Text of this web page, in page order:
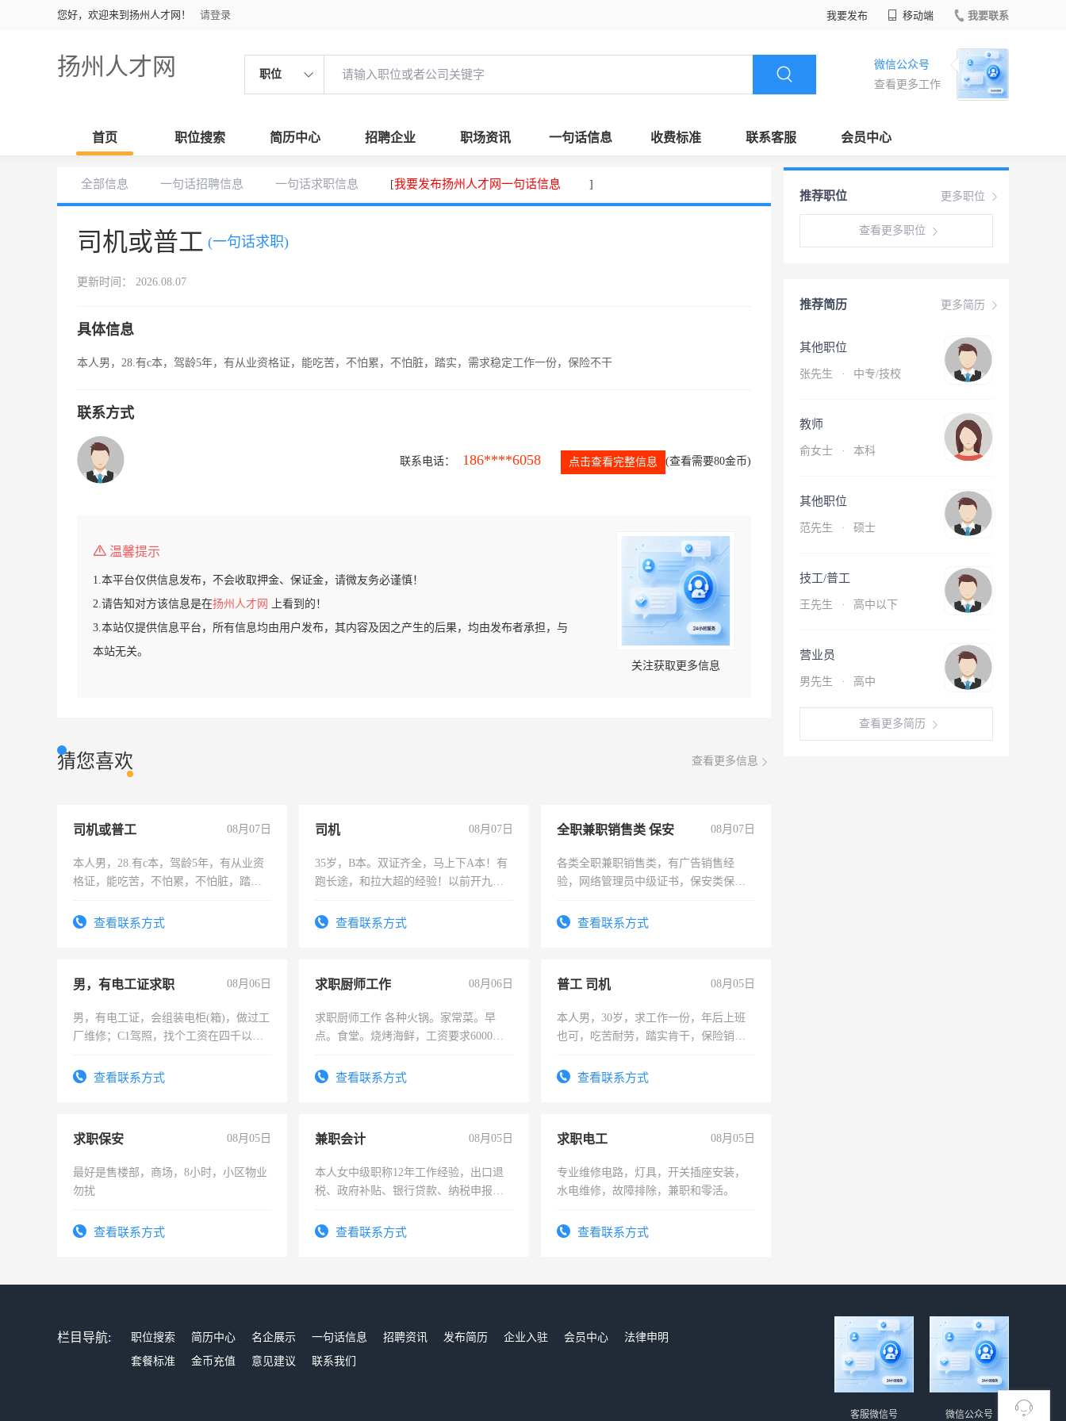
您好，欢迎来到扬州人才网！ 请登录 我要发布 移动端 我要联系
扬州人才网 职位
微信公众号
查看更多工作
首页 职位搜索 简历中心 招聘企业 职场资讯 一句话信息 收费标准 联系客服 会员中心
全部信息 一句话招聘信息 一句话求职信息 [我要发布扬州人才网一句话信息 ]
司机或普工 (一句话求职)
更新时间： 2026.08.07
具体信息
本人男，28.有c本，驾龄5年，有从业资格证，能吃苦，不怕累，不怕脏，踏实，需求稳定工作一份，保险不干
联系方式
联系电话： 186****6058 点击查看完整信息 (查看需要80金币)
温馨提示
1.本平台仅供信息发布，不会收取押金、保证金，请微友务必谨慎！
2.请告知对方该信息是在扬州人才网
上看到的！
3.本站仅提供信息平台，所有信息均由用户发布，其内容及因之产生的后果，均由发布者承担，与
本站无关。
关注获取更多信息
猜您喜欢 查看更多信息
司机或普工 08月07日
本人男，28.有c本，驾龄5年，有从业资
格证，能吃苦，不怕累，不怕脏，踏
查看联系方式
司机 08月07日
35岁，B本。双证齐全，马上下A本！有
跑长途，和拉大超的经验！以前开九米
查看联系方式
全职兼职销售类 保安 08月07日
各类全职兼职销售类，有广告销售经
验，网络管理员中级证书，保安类保安
有高低压电工证和十几年工作经验
查看联系方式
男，有电工证求职 08月06日
男，有电工证，会组装电柜(箱)，做过工
厂维修；C1驾照，找个工资在四千以
电话查看联系方式
求职厨师工作 08月06日
求职厨师工作 各种火锅。家常菜。早
点。食堂。烧烤海鲜，工资要求6000以
查看联系方式
普工 司机 08月05日
本人男，30岁，求工作一份，年后上班
也可，吃苦耐劳，踏实肯干，保险销售
查看联系方式
求职保安 08月05日
最好是售楼部，商场，8小时，小区物业
勿扰
查看联系方式
兼职会计 08月05日
本人女中级职称12年工作经验，出口退
税、政府补贴、银行贷款、纳税申报、
务，财务咨询等业务。欲求兼职会计工
查看联系方式
求职电工 08月05日
专业维修电路，灯具，开关插座安装，
水电维修，故障排除，兼职和零活。
查看联系方式
更多职位
推荐职位
查看更多职位
更多简历
推荐简历
其他职位
张先生 · 中专/技校
教师
俞女士 · 本科
其他职位
范先生 · 硕士
技工/普工
王先生 · 高中以下
营业员
男先生 · 高中
查看更多简历
栏目导航: 职位搜索 简历中心 名企展示 一句话信息 招聘资讯 发布简历 企业入驻 会员中心
法律申明
套餐标准
金币充值 意见建议 联系我们
微信公众号
客服微信号